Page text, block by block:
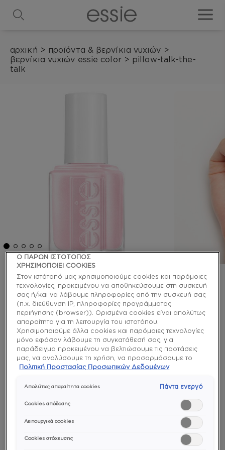
αρχική > προϊόντα & βερνίκια νυχιών >
βερνίκια νυχιών essie color > pillow-talk-the-
talk
essie
pillow talk the talk βερνίκι
νυχιών
Μπορείς να το κουτσομπολεύεις, αλλά μέχρι να το
αγοράσεις και να το δοκιμάσεις, μετά δεν θα
μπορείς να σιωπήσεις γι’ αυτό το δροσερό, baby
πέρλες.
Ο ΠΑΡΩΝ ΙΣΤΟΤΟΠΟΣ
ΧΡΗΣΙΜΟΠΟΙΕΙ COOKIES
Στον ιστότοπό μας χρησιμοποιούμε cookies και παρόμοιες
τεχνολογίες, προκειμένου να αποθηκεύσουμε στη συσκευή
σας ή/και να λάβουμε πληροφορίες από την συσκευή σας
(π.χ. διεύθυνση IP, πληροφορίες προγράμματος
περιήγησης (browser)). Ορισμένα cookies είναι απολύτως
απαραίτητα για τη λειτουργία του ιστοτόπου.
Χρησιμοποιούμε άλλα cookies και παρόμοιες τεχνολογίες
μόνο εφόσον λάβουμε τη συγκατάθεσή σας, για
παράδειγμα προκειμένου να βελτιώσουμε τις προτάσεις
μας, να αναλύσουμε τη χρήση, να προσαρμόσουμε το
περιεχόμενο στα ενδιαφέροντά σας ή να αναγνωρίσουμε
τα ενδιαφέροντά σας και να σας δείχνουμε σχετικό
προτάσεις. Μπορείτε να αποδεχθείτε cookies τα οποία δεν
είναι απαραίτητα («Αποδοχή όλων»), να τα απορρίψετε
(«Απόρριψη όλων») ή να ρυθμίσετε και να αποθηκεύσετε
τις επιλογές σας («Αποθήκευση επιλογών»). Μπορείτε
επίσης, ανά πάσα στιγμή, να ελέγξετε και να ρυθμίσετε εκ
νέου τις επιλογές σας (επιλέγοντας το link «Ρυθμίσεις για τα
Πολιτική Προστασίας Προσωπικών Δεδομένων
Απολύτως απαραίτητα cookies Πάντα ενεργό
Cookies απόδοσης
Λειτουργικά cookies
Cookies στόχευσης